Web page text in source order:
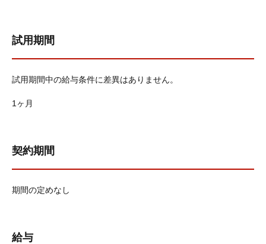
試用期間
試用期間中の給与条件に差異はありません。
1ヶ月
契約期間
期間の定めなし
給与